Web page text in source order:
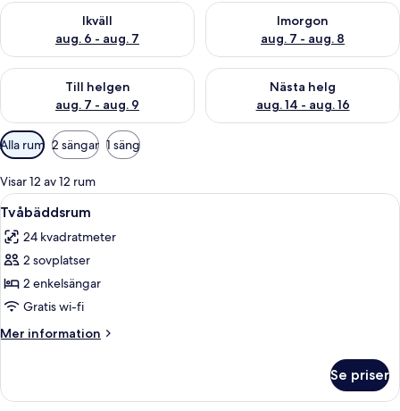
Ikväll
aug. 6 - aug. 7
Kontrollera tillgängligheten för ikväll aug. 6 - aug. 7
Imorgon
aug. 7 - aug. 8
Kontrollera tillgängligheten
Till helgen
aug. 7 - aug. 9
Kontrollera tillgängligheten för den här helgen aug. 7 - aug. 9
Nästa helg
aug. 14 - aug. 16
Kontrollera tillgängligheten
Tillgängliga
filter
för
rum
Alla rum 2 sängar 1 säng
Visar 12 av 12 rum
Öppna
alla
foton
för
Tvåbäddsrum
Ett hotellrum med två sängar, ett
4
Tvåbäddsrum
24 kvadratmeter
2 sovplatser
2 enkelsängar
Gratis wi-fi
Mer information
Mer
Se priser